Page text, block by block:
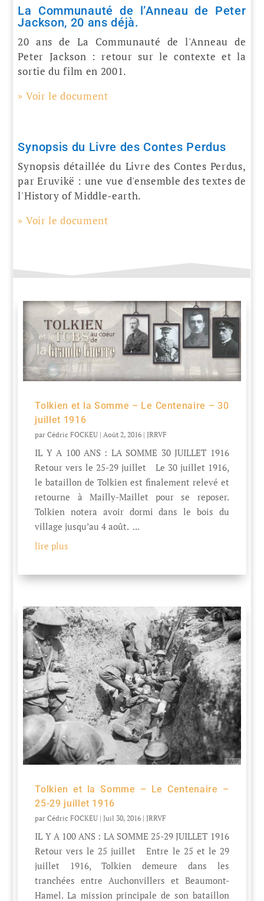
La Communauté de l’Anneau de Peter
Jackson, 20 ans déjà.
20 ans de La Communauté de l'Anneau de
Peter Jackson : retour sur le contexte et la
sortie du film en 2001.
» Voir le document
Synopsis du Livre des Contes Perdus
Synopsis détaillée du Livre des Contes Perdus,
par Eruvikë : une vue d'ensemble des textes de
l'History of Middle-earth.
» Voir le document
Tolkien et la Somme – Le Centenaire – 30
juillet 1916
parCédric FOCKEU |Août 2, 2016 |JRRVF
IL Y A 100 ANS : LA SOMME 30 JUILLET 1916
Retour vers le 25-29 juillet Le 30 juillet 1916,
le bataillon de Tolkien est finalement relevé et
retourne à Mailly-Maillet pour se reposer.
Tolkien notera avoir dormi dans le bois du
village jusqu’au 4 août. ...
lire plus
Tolkien et la Somme – Le Centenaire –
25-29 juillet 1916
parCédric FOCKEU |Juil 30, 2016 |JRRVF
IL Y A 100 ANS : LA SOMME 25-29 JUILLET 1916
Retour vers le 25 juillet Entre le 25 et le 29
juillet 1916, Tolkien demeure dans les
tranchées entre Auchonvillers et Beaumont-
Hamel. La mission principale de son bataillon